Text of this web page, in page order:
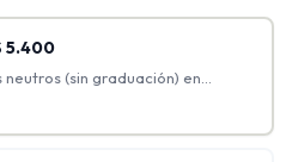
5.400
(sin graduación) en
+ Blue Blocker.